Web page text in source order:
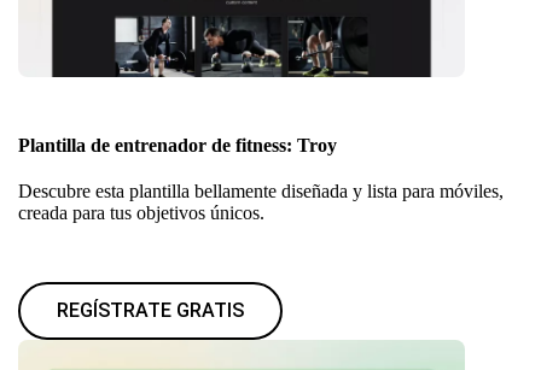
Plantilla de entrenador de fitness: Troy
Descubre esta plantilla bellamente diseñada y lista para móviles,
creada para tus objetivos únicos.
REGÍSTRATE GRATIS